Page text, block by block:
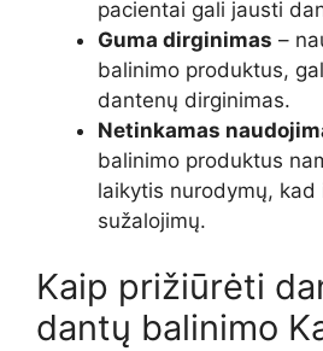
pacientai gali jausti
Guma dirginimas –
balinimo produktus,
dantenų dirginimas.
Netinkamas
balinimo produktus
laikytis nurodymų, kad
sužalojimų.
Kaip prižiūrėti
dantų balinimo